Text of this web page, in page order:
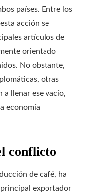
países. Entre los
acción se
artículos de
orientado
No obstante,
otras
a llenar ese vacío,
economía
conflicto
de café, ha
exportador